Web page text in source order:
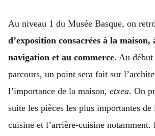
Au niveau 1 du Musée Basque, on
d’exposition consacrées à la
navigation et au commerce. Au
parcours, un point sera fait sur
l’importance de la maison, etxea. On
suite les pièces les plus importantes
cuisine et l’arrière-cuisine